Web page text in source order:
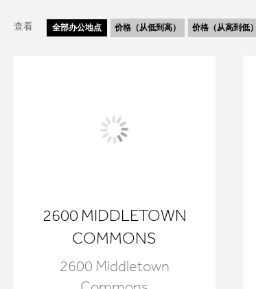
查看 全部办公地点 价格（从低到高） 价格（从高到低）
2600 MIDDLETOWN
COMMONS
2600 Middletown